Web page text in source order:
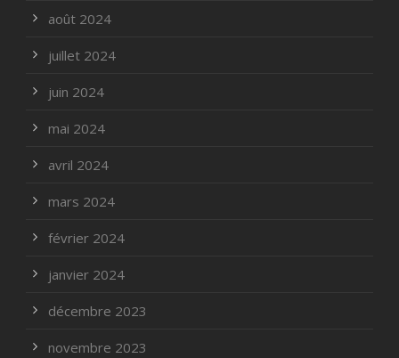
août 2024
juillet 2024
juin 2024
mai 2024
avril 2024
mars 2024
février 2024
janvier 2024
décembre 2023
novembre 2023